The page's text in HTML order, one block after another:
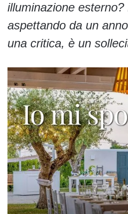
illuminazione esterno?
aspettando da un
una critica, è un